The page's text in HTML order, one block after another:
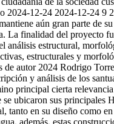
2024-12-24 2024-12-24 9 2
aún gran parte de
La finalidad del proyecto
estructural,
estructurales y
de autor 2024 Rodrigo
y análisis de los
principal cierta
ubicaron sus principales
en su diseño como
además, estas